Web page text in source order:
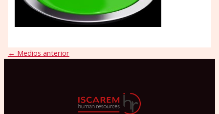
← Medios anterior